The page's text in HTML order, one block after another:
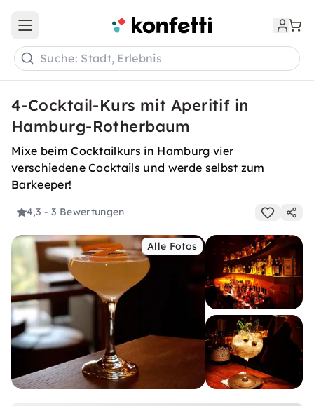
Open main menu
Suche: Stadt, Erlebnis
4-Cocktail-Kurs mit Aperitif in
Hamburg-Rotherbaum
Mixe beim Cocktailkurs in Hamburg vier
verschiedene Cocktails und werde selbst zum
Barkeeper!
4,3 - 3 Bewertungen
Alle Fotos